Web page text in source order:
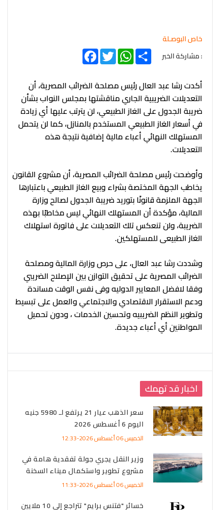
خاص البوصـلة
: مشاركة الخبر
FacebookTwitter
WhatsAppShare
أكدت رشا عبد العال رئيس مصلحة الضرائب المصرية، أن
التعديلات الضريبية الجاري مناقشتها بمجلس النواب بشأن
ضريبة الجدول على الغاز الطبيعي، لن يترتب عليها أي زيادة
في أسعار الغاز الطبيعي المستخدم بالمنازل، كما لن يتحمل
المستهلك النهائي أعباء مالية إضافية نتيجة هذه
التعديلات.
وأوضحت رئيس مصلحة الضرائب المصرية، أن مشروع القانون
يخاطب الجهة المختصة بشراء وبيع الغاز الطبيعي باعتبارها
الجهة الملزمة قانونًا بتوريد ضريبة الجدول لصالح وزارة
المالية، مؤكدة أن المستهلك النهائي ليس مخاطبًا بهذه
الضريبة، ولن تنعكس تلك التعديلات على فاتورة استهلاك
الغاز الطبيعى للمستهلكين.
وشددت رشا عبد العال، على حرص وزارة المالية ومصلحة
الضرائب المصرية على تحقيق التوازن بين الإصلاح الضريبي
وفقا لافضل المعايير الدوليه وفى نفس الوقت مساندة
ودعم الاستقرار الاقتصادي والاجتماعي والعمل على تبسيط
وتطوير النظم الضريبيه وتحسين الخدمات ، ودون تحميل
المواطنين أي أعباء جديدة.
اخبار قد تهمك
سعر الذهب عيار 21 يرتفع لـ 5980 جنيه
اليوم 6 أغسطس 2026
الخميس 06 أغسطس 2026-12:33
وزير النقل يجري جولة تفقدية هامة في
مشروع تطوير واستكمال ميناء السخنة
الخميس 06 أغسطس 2026-11:33
خسائر "فتنس برايم" تتراجع إلى 10 ملايين